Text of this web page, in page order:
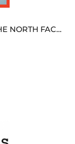
ノースフェイス 偽物 ダウン人気【THE NORTH FACE】M'S 7 SUMMIT HIM...